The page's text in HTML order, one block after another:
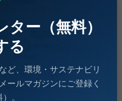
省脱炭素ポータル）
ー（無料）
る
ど、環境・サステナビリ
ールマガジンにご登録く
。